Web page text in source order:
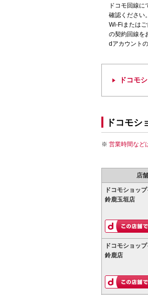
ドコモ回線
確認ください。
Wi-Fiまたは
の契約回線を
dアカウント
ドコモ
ドコモシ
営業時間など
店
ドコモショッ
鈴鹿玉垣店
ドコモショッ
鈴鹿店